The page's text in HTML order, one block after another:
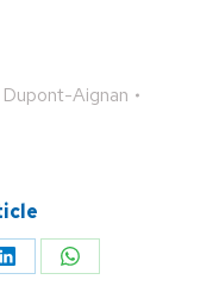
Aignan
PartagerPartager